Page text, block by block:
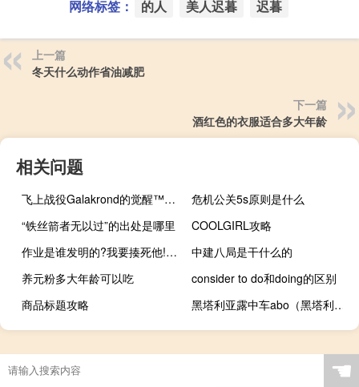
网络标签： 的人 美人迟暮 迟暮
上一篇
冬天什么动作省油减肥
下一篇
酒红色的衣服适合多大年龄
相关问题
飞上战役Galakrond的觉醒™的炉石®的即将开始的 独奏冒险
危机公关5s原则是什么
“铁丝箭者无以过”的出处是哪里
COOLGIRL攻略
作业是谁发明的?我要揍死他!!! 视频（作业是谁发明的）
中建八局是干什么的
养元粉多大年龄可以吃
consider to do和doing的区别
商品标题攻略
黑塔利亚露中车abo（黑塔利亚露中r18）
☚